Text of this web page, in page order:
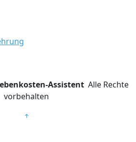
Assistent Alle Rechte
vorbehalten